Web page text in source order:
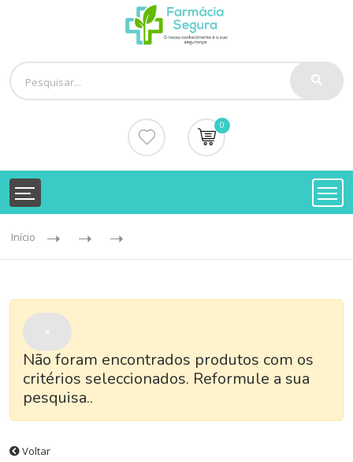
0
Início
×
Não foram encontrados produtos com os
critérios seleccionados. Reformule a sua
pesquisa..
Voltar